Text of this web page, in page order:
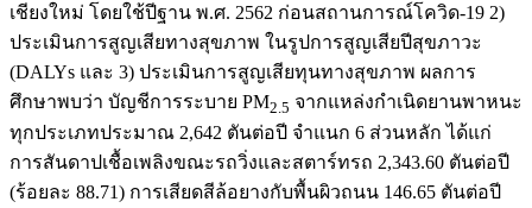
เชียงใหม่ โดยใช้ปีฐาน พ.ศ. 2562 ก่อนสถานการณ์โควิด-19 2)
ประเมินการสูญเสียทางสุขภาพ ในรูปการสูญเสียปีสุขภาวะ
(DALYs และ 3) ประเมินการสูญเสียทุนทางสุขภาพ ผลการ
ศึกษาพบว่า บัญชีการระบาย PM2.5 จากแหล่งกำเนิดยานพาหนะ
ทุกประเภทประมาณ 2,642 ตันต่อปี จำแนก 6 ส่วนหลัก ได้แก่
การสันดาปเชื้อเพลิงขณะรถวิ่งและสตาร์ทรถ 2,343.60 ตันต่อปี
(ร้อยละ 88.71) การเสียดสีล้อยางกับพื้นผิวถนน 146.65 ตันต่อปี